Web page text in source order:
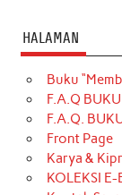
HALAMAN
Buku
F.A.Q BUKU
F.A.Q.
Front Page
Karya &
KOLEKSI